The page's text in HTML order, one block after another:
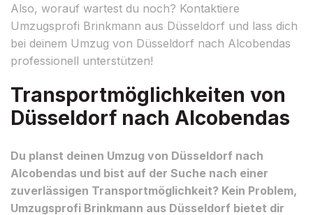
Also, worauf wartest du noch? Kontaktiere
Umzugsprofi Brinkmann aus Düsseldorf und lass dich
bei deinem Umzug von Düsseldorf nach Alcobendas
professionell unterstützen!
Transportmöglichkeiten von
Düsseldorf nach Alcobendas
Du planst deinen Umzug von Düsseldorf nach
Alcobendas und bist auf der Suche nach einer
zuverlässigen Transportmöglichkeit? Kein Problem,
Umzugsprofi Brinkmann aus Düsseldorf bietet dir